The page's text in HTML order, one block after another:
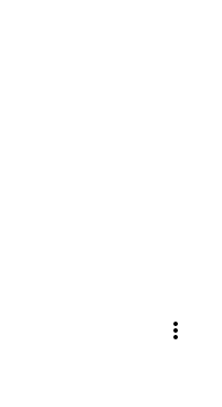
more_vert